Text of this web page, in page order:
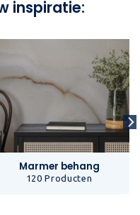
inspiratie:
Marmer behang
120 Producten